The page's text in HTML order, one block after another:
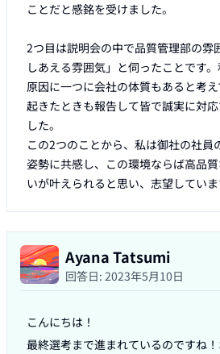
ことだと感銘を受けました。
2つ目は説明会の中で品質管理部の雰
しあえる雰囲気」と伺ったことです
原因に一つに会社の体質もあると考
起きたときも報告して皆で誠実に対
した。
この2つのことから、私は御社の社員
姿勢に共感し、この環境ならば高品
いが叶えられると思い、志望していま
Ayana Tatsumi
回答日: 2023年5月10日
こんにちは！
最終選考まで進まれているのですね